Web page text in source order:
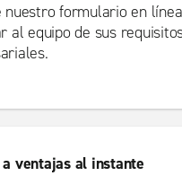
nuestro formulario en
al equipo de sus
a ventajas al instante